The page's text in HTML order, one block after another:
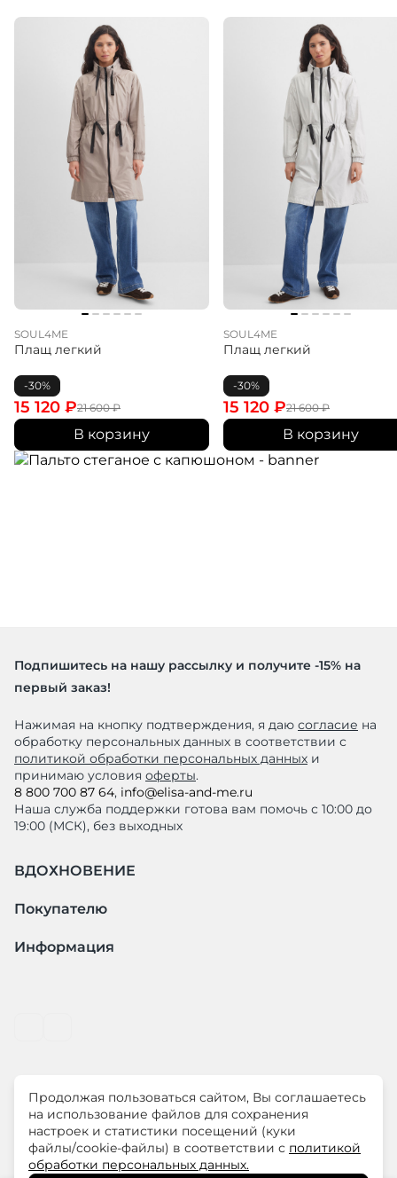
SOUL4ME
Плащ легкий
-30%
21 600₽
15 120 ₽
В корзину
SOUL4ME
Плащ легкий
-30%
21 600₽
15 120 ₽
В корзину
Подпишитесь на нашу рассылку и получите -15% на
первый заказ!
Нажимая на кнопку подтверждения, я даю согласие на
обработку персональных данных в соответствии с
политикой обработки персональных данных и
принимаю условия оферты.
8 800 700 87 64, info@elisa-and-me.ru
Наша служба поддержки готова вам помочь с 10:00 до
19:00 (МСК), без выходных
ВДОХНОВЕНИЕ
Покупателю
Информация
© ООО "ЛиМ Холдинг" 2026
ELISA.AND.ME – элегантная премиум одежда для
Продолжая пользоваться сайтом, Вы соглашаетесь
на использование файлов для сохранения
настроек и статистики посещений (куки
файлы/cookie-файлы) в соответствии с политикой
обработки персональных данных.